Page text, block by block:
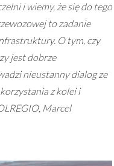
i wiemy, że się do tego
to zadanie
O tym, czy
jest dobrze
nieustanny dialog ze
z kolei i
Marcel